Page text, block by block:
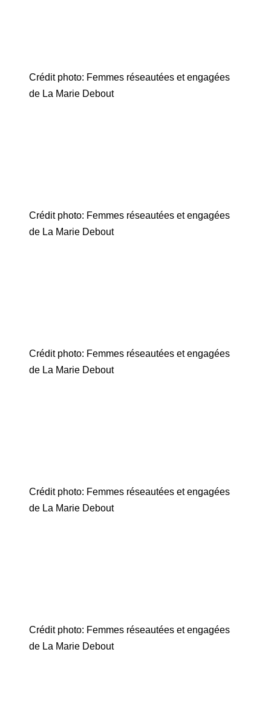
Crédit photo: Femmes réseautées et engagées
de La Marie Debout
Crédit photo: Femmes réseautées et engagées
de La Marie Debout
Crédit photo: Femmes réseautées et engagées
de La Marie Debout
Crédit photo: Femmes réseautées et engagées
de La Marie Debout
Crédit photo: Femmes réseautées et engagées
de La Marie Debout